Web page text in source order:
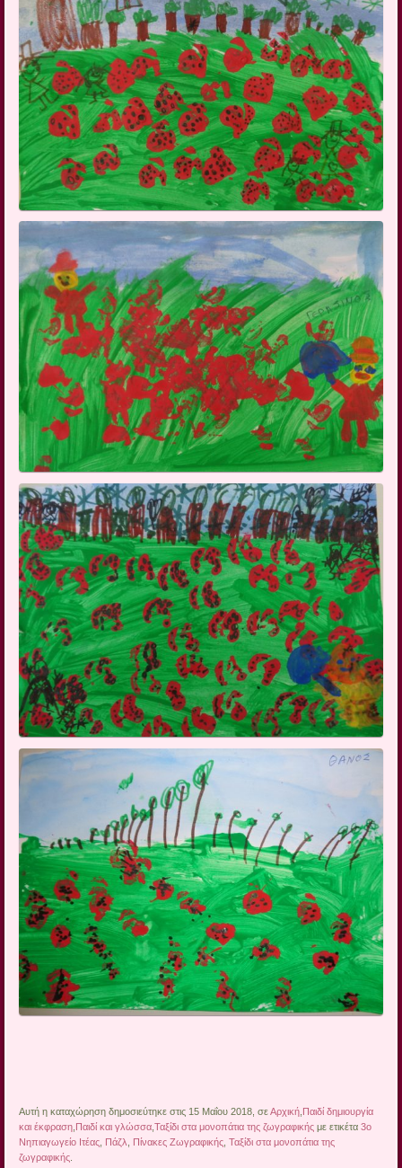
Αυτή η καταχώρηση δημοσιεύτηκε στις 15 Μαΐου 2018, σεΑρχική Παιδί δημιουργία
και έκφραση Παιδί και γλώσσα ,Ταξίδι στα μονοπάτια της ζωγραφικής με ετικέτα3ο
Νηπιαγωγείο Ιτέας Πάζλ Πίνακες Ζωγραφικής ,Ταξίδι στα μονοπάτια της
ζωγραφικής